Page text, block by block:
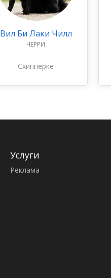
Вил Би Лаки Чилл
ЧЕРРИ
Схипперке
Услуги
Реклама